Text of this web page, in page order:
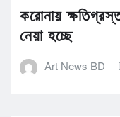
করোনায়
নেয়া হচ্ছে
Art News BD